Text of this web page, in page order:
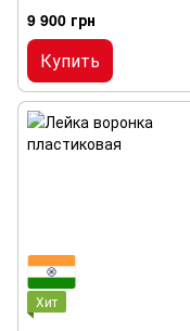
9 900 грн
Купить
Хит